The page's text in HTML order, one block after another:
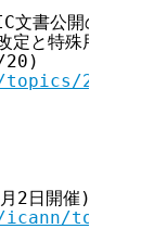
文書公開のお
定と特殊用途用
20)
2017/
月2日開催)決議
topics/